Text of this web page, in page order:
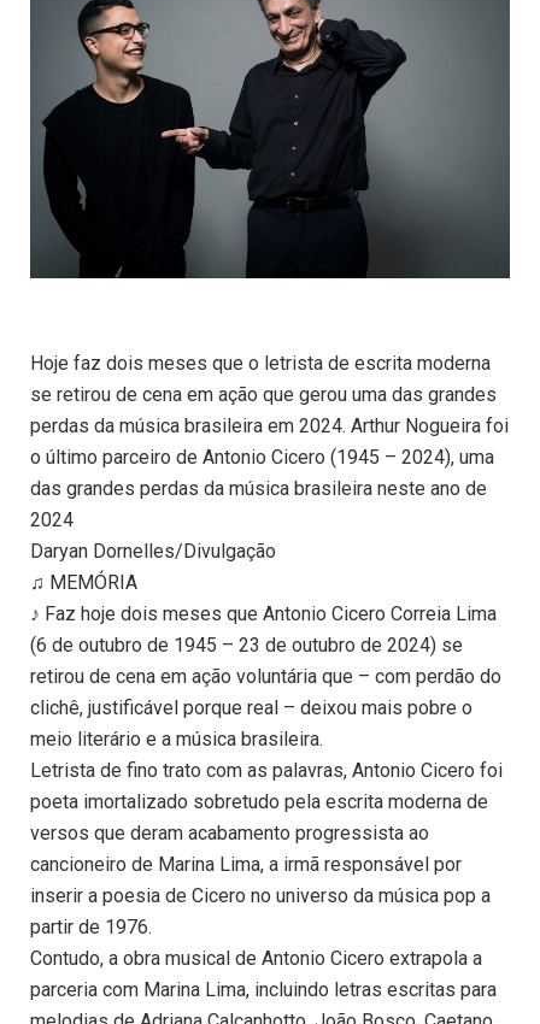
Hoje faz dois meses que o letrista de escrita moderna
se retirou de cena em ação que gerou uma das grandes
perdas da música brasileira em 2024. Arthur Nogueira foi
o último parceiro de Antonio Cicero (1945 – 2024), uma
das grandes perdas da música brasileira neste ano de
2024
Daryan Dornelles/Divulgação
♫ MEMÓRIA
♪ Faz hoje dois meses que Antonio Cicero Correia Lima
(6 de outubro de 1945 – 23 de outubro de 2024) se
retirou de cena em ação voluntária que – com perdão do
clichê, justificável porque real – deixou mais pobre o
meio literário e a música brasileira.
Letrista de fino trato com as palavras, Antonio Cicero foi
poeta imortalizado sobretudo pela escrita moderna de
versos que deram acabamento progressista ao
cancioneiro de Marina Lima, a irmã responsável por
inserir a poesia de Cicero no universo da música pop a
partir de 1976.
Contudo, a obra musical de Antonio Cicero extrapola a
parceria com Marina Lima, incluindo letras escritas para